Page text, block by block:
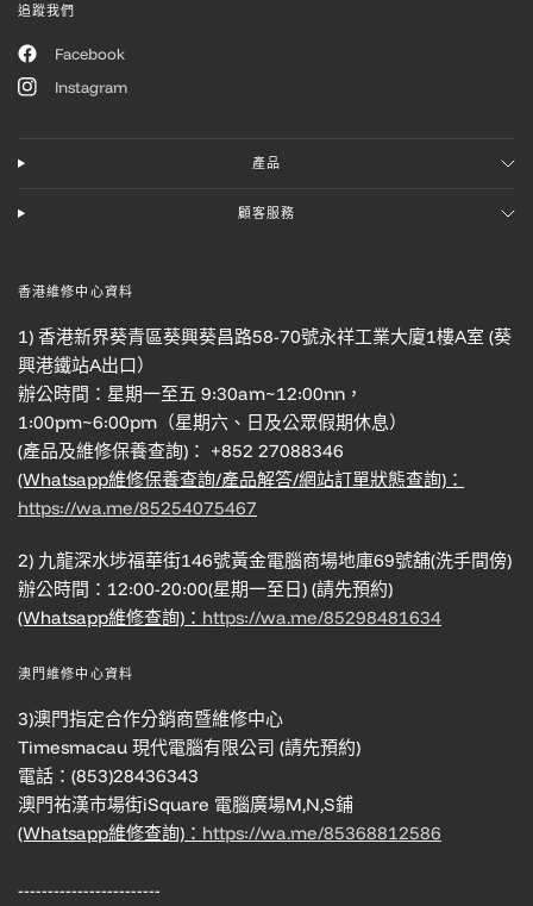
追蹤我們
Facebook
Instagram
產品
顧客服務
香港維修中心資料
1) 香港新界葵青區葵興葵昌路58-70號永祥工業大廈1樓A室 (葵
興港鐵站A出口）
辦公時間：星期一至五 9:30am~12:00nn，
1:00pm~6:00pm（星期六、日及公眾假期休息）
(產品及維修保養查詢)： +852 27088346
(Whatsapp維修保養查詢/產品解答/網站訂單狀態查詢)：
https://wa.me/85254075467
2) 九龍深水埗福華街146號黃金電腦商場地庫69號舖(洗手間傍)
辦公時間：12:00-20:00(星期一至日) (請先預約)
(Whatsapp維修查詢)： https://wa.me/85298481634
澳門維修中心資料
3)澳門指定合作分銷商暨維修中心
Timesmacau 現代電腦有限公司 (請先預約)
電話：(853)28436343
澳門祐漢市場街iSquare 電腦廣場M,N,S鋪
(Whatsapp維修查詢)： https://wa.me/85368812586
------------------------